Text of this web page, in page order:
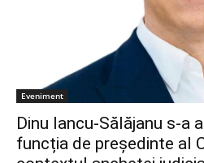
Eveniment
Dinu Iancu-Sălăjanu s-a
funcția de președinte al